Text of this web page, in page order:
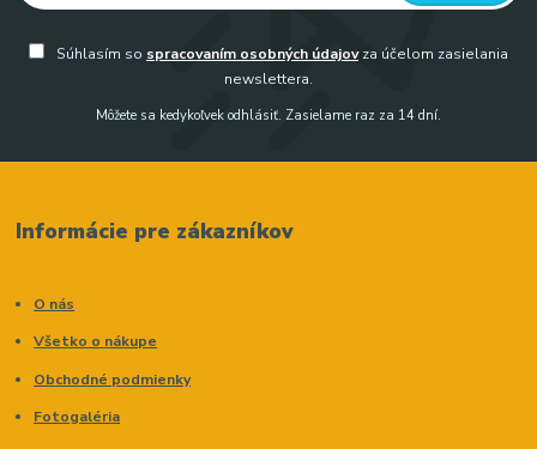
Súhlasím so spracovaním osobných údajovza účelom zasielania
newslettera.
Môžete sa kedykoľvek odhlásiť. Zasielame raz za 14 dní.
Informácie pre zákazníkov
O nás
Všetko o nákupe
Obchodné podmienky
Fotogaléria